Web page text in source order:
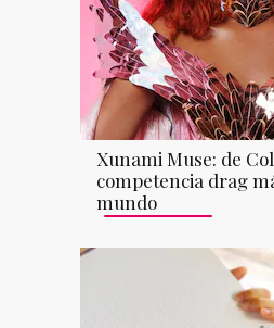
Xunami Muse: de
competencia drag
mundo